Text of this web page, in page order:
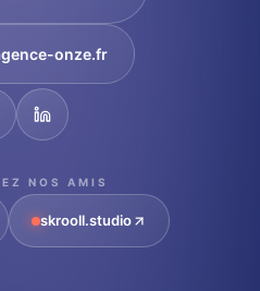
onze.fr
NOS AMIS
skrooll.studio